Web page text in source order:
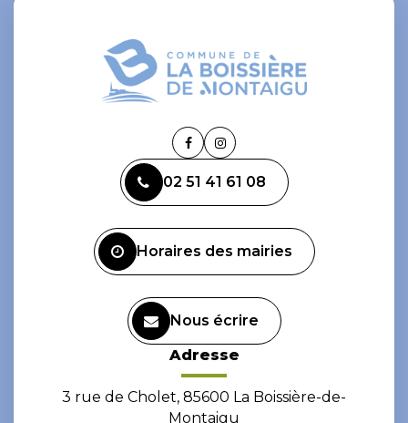
Lien
le
compte
Lien
le
compte
02 51 41 61 08
Horaires des mairies
Nous écrire
Adresse
3 rue de Cholet, 85600 La Boissière-de-
Montaigu